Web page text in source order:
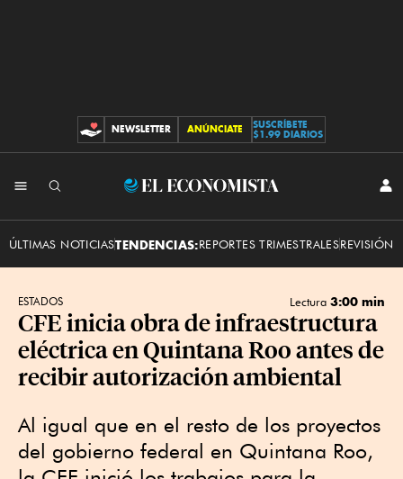
CONTRIBUCIONES
NEWSLETTER ANÚNCIATE
SUSCRÍBETE
$1.99 DIARIOS
El
ÚLTIMAS NOTICIASTENDENCIAS:REPORTES TRIMESTRALESREVISIÓN
ESTADOS Lectura 3:00 min
CFE inicia obra de infraestructura
eléctrica en Quintana Roo antes de
recibir autorización ambiental
Al igual que en el resto de los proyectos
del gobierno federal en Quintana Roo,